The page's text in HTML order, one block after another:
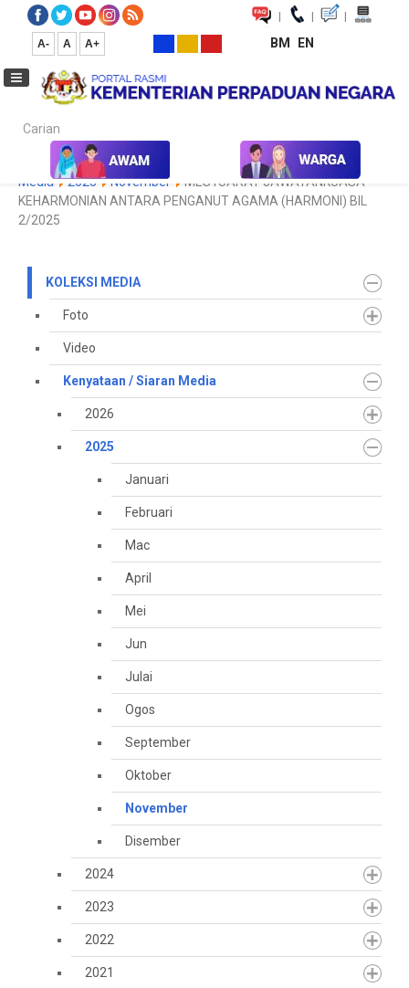
| | |
A- A A+ BM EN
Carian...
Laman Utama Media Koleksi Media
Kenyataan / Siaran
Media
2025 November
MESYUARAT JAWATANKUASA
KEHARMONIAN ANTARA PENGANUT AGAMA (HARMONI) BIL
2/2025
KOLEKSI MEDIA
Foto
Video
Kenyataan / Siaran Media
2026
2025
Januari
Februari
Mac
April
Mei
Jun
Julai
Ogos
September
Oktober
November
Disember
2024
2023
2022
2021